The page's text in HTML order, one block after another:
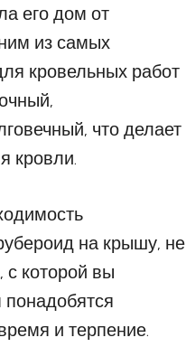
его дом от
из самых
кровельных работ
что делает
кровли.
на крышу, не
с которой вы
понадобятся
и терпение.